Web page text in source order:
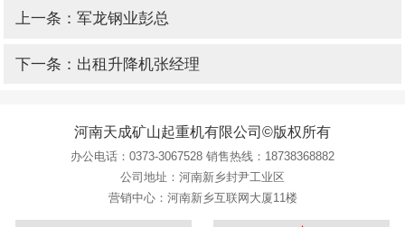
上一条：军龙钢业彭总
下一条：出租升降机张经理
河南天成矿山起重机有限公司©版权所有
办公电话： 0373-3067528 销售热线： 18738368882
公司地址：河南新乡封尹工业区
营销中心：河南新乡互联网大厦11楼